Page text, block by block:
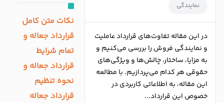
نمایندگی
در این مقاله تفاوت‌های قرارداد عاملیت
و نمایندگی فروش را بررسی می‌کنیم و
به مزایا، ساختار، چالش‌ها و ویژگی‌های
حقوقی هر کدام می‌پردازیم. با مطالعه
این مقاله، به اطلاعاتی کاربردی در
خصوص این قرارداد...
نکات متن کامل
قرارداد جعاله و
تمام شرایط
قرارداد جعاله و
نحوه تنظیم
قرارداد جعاله